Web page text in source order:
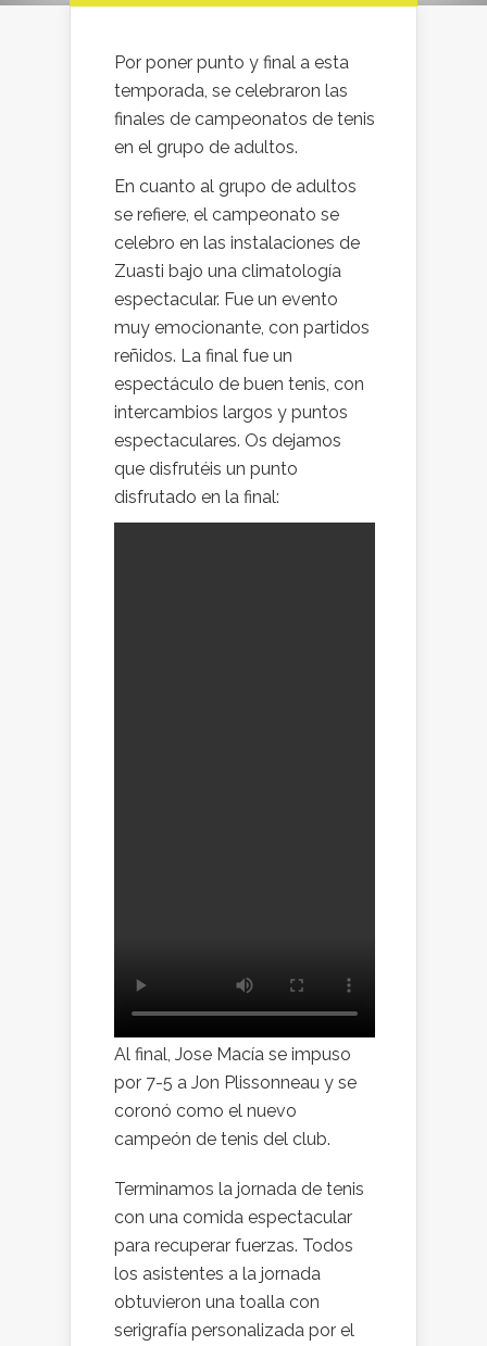
Por poner punto y final a esta
temporada, se celebraron las
finales de campeonatos de tenis
en el grupo de adultos.
En cuanto al grupo de adultos
se refiere, el campeonato se
celebro en las instalaciones de
Zuasti bajo una climatología
espectacular. Fue un evento
muy emocionante, con partidos
reñidos. La final fue un
espectáculo de buen tenis, con
intercambios largos y puntos
espectaculares. Os dejamos
que disfrutéis un punto
disfrutado en la final:
Al final, Jose Macía se impuso
por 7-5 a Jon Plissonneau y se
coronó como el nuevo
campeón de tenis del club.
Terminamos la jornada de tenis
con una comida espectacular
para recuperar fuerzas. Todos
los asistentes a la jornada
obtuvieron una toalla con
serigrafía personalizada por el